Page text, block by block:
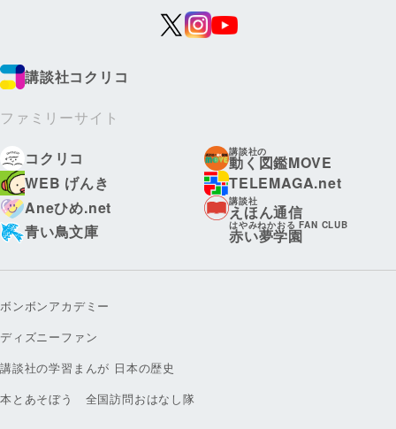
講談社コクリコ
ファミリーサイト
コクリコ
講談社の
動く図鑑MOVE
WEB げんき
TELEMAGA.net
Aneひめ.net
講談社
えほん通信
青い鳥文庫
はやみねかおる FAN CLUB
赤い夢学園
ボンボンアカデミー
ディズニーファン
講談社の学習まんが 日本の歴史
本とあそぼう 全国訪問おはなし隊